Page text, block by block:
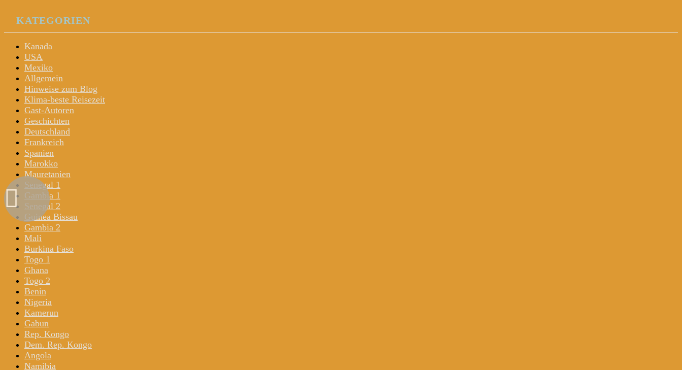
KATEGORIEN
Kanada
USA
Mexiko
Allgemein
Hinweise zum Blog
Klima-beste Reisezeit
Gast-Autoren
Geschichten
Deutschland
Frankreich
Spanien
Marokko
Mauretanien
Senegal 1
Gambia 1
Senegal 2
Guinea Bissau
Gambia 2
Mali
Burkina Faso
Togo 1
Ghana
Togo 2
Benin
Nigeria
Kamerun
Gabun
Rep. Kongo
Dem. Rep. Kongo
Angola
Namibia